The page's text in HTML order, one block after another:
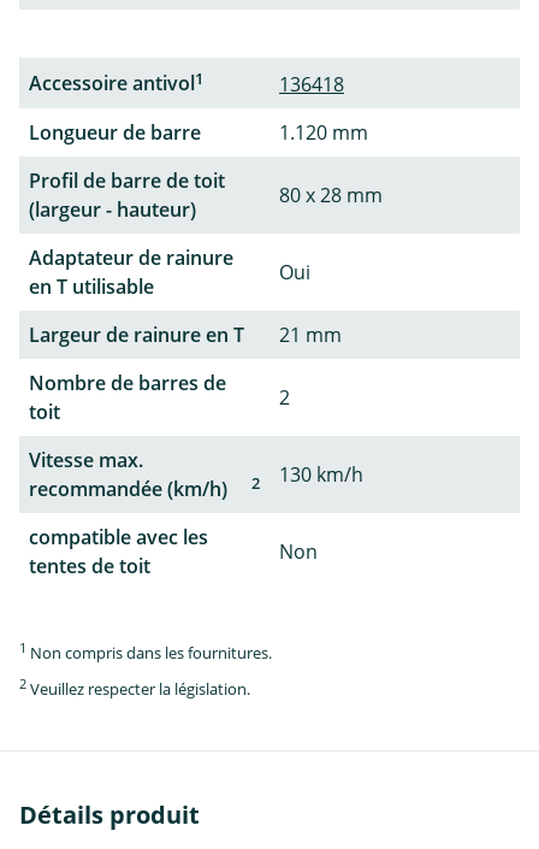
Accessoire antivol1
136418
Longueur de barre
1.120 mm
Profil de barre de toit
(largeur - hauteur)
80 x 28 mm
Adaptateur de rainure
en T utilisable
Oui
Largeur de rainure en T
21 mm
Nombre de barres de
toit
2
Vitesse max.
recommandée (km/h)
2 130 km/h
compatible avec les
tentes de toit
Non
1 Non compris dans les fournitures.
2 Veuillez respecter la législation.
Détails produit